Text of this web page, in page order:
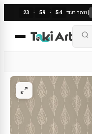
|נגמר בעוד 23 : 59 : 53